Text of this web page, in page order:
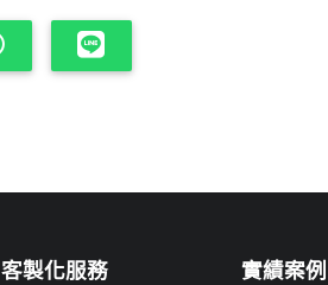
客製化服務 實績案例